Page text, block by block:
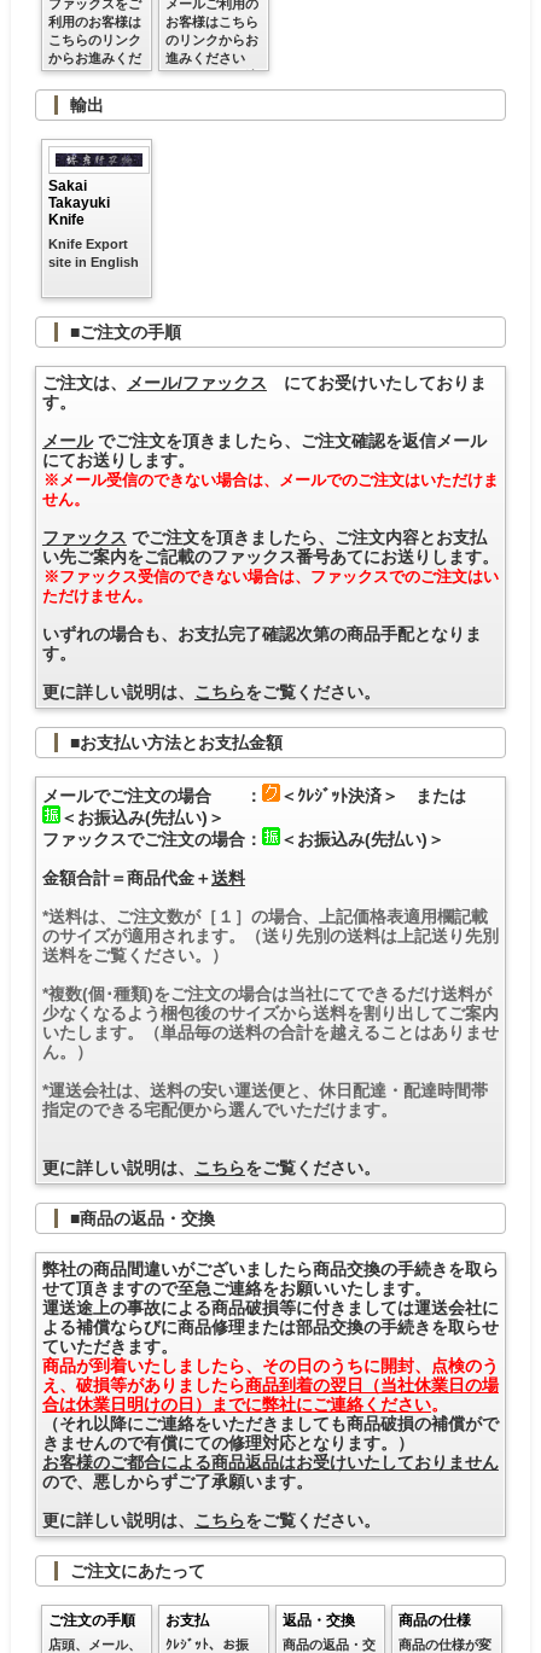
ファックスをご
利用のお客様は
こちらのリンク
からお進みくだ
さい
メールご利用の
お客様はこちら
のリンクからお
進みください
※クレジット決
済ご利用可
輸出
Sakai
Takayuki
Knife
Knife Export
site in English
■ご注文の手順
ご注文は、 メール/ファックス にてお受けいたしておりま
す。
メールでご注文を頂きましたら、ご注文確認を返信メール
にてお送りします。
※メール受信のできない場合は、メールでのご注文はいただけま
せん。
ファックス でご注文を頂きましたら、ご注文内容とお支払
い先ご案内をご記載のファックス番号あてにお送りします。
※ファックス受信のできない場合は、ファックスでのご注文はい
ただけません。
いずれの場合も、お支払完了確認次第の商品手配となりま
す。
更に詳しい説明は、 こちらをご覧ください。
■お支払い方法とお支払金額
メールでご注文の場合 ：
＜ｸﾚｼﾞｯﾄ決済＞ または
＜お振込み(先払い)＞
ファックスでご注文の場合：
＜お振込み(先払い)＞
金額合計＝商品代金＋送料
*送料は、ご注文数が［１］の場合、上記価格表適用欄記載
のサイズが適用されます。（送り先別の送料は上記送り先別
送料をご覧ください。）
*複数(個･種類)をご注文の場合は当社にてできるだけ送料が
少なくなるよう梱包後のサイズから送料を割り出してご案内
いたします。（単品毎の送料の合計を越えることはありませ
ん。）
*運送会社は、送料の安い運送便と、休日配達・配達時間帯
指定のできる宅配便から選んでいただけます。
更に詳しい説明は、 こちらをご覧ください。
■商品の返品・交換
弊社の商品間違いがございましたら商品交換の手続きを取ら
せて頂きますので至急ご連絡をお願いいたします。
運送途上の事故による商品破損等に付きましては運送会社に
よる補償ならびに商品修理または部品交換の手続きを取らせ
ていただきます。
商品が到着いたしましたら、その日のうちに開封、点検のう
え、破損等がありましたら商品到着の翌日（当社休業日の場
合は休業日明けの日）までに弊社にご連絡ください。
（それ以降にご連絡をいただきましても商品破損の補償がで
きませんので有償にての修理対応となります。）
お客様のご都合による商品返品はお受けいたしておりません
ので、悪しからずご了承願います。
更に詳しい説明は、 こちらをご覧ください。
ご注文にあたって
ご注文の手順
店頭、メール、
お支払
ｸﾚｼﾞｯﾄ、お振
返品・交換
商品の返品・交
商品の仕様
商品の仕様が変